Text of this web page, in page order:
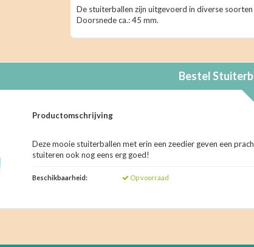
De stuiterballen zijn uitgevoerd in diverse
Doorsnede ca.: 45 mm.
Bestel
Productomschrijving
Deze mooie stuiterballen met erin een zeedier geven een
stuiteren ook nog eens erg goed!
Beschikbaarheid: Op voorraad